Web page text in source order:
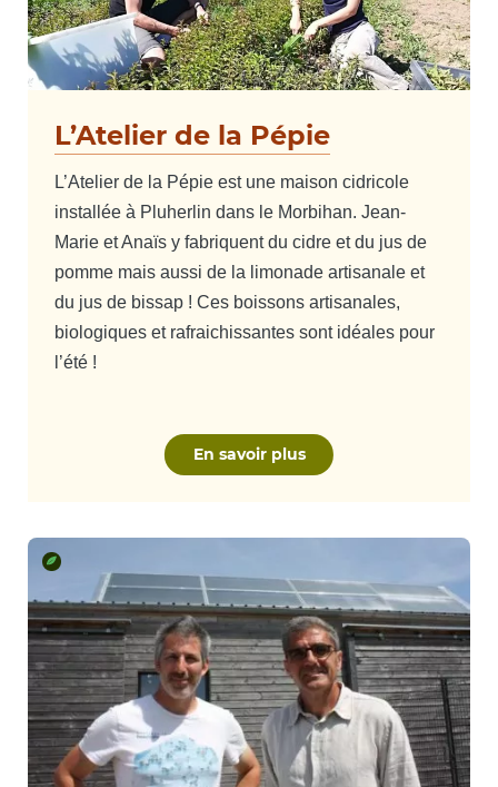
L’Atelier de la Pépie
L’Atelier de la Pépie est une maison cidricole
installée à Pluherlin dans le Morbihan. Jean-
Marie et Anaïs y fabriquent du cidre et du jus de
pomme mais aussi de la limonade artisanale et
du jus de bissap ! Ces boissons artisanales,
biologiques et rafraichissantes sont idéales pour
l’été !
En savoir plus